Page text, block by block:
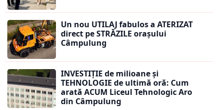
Un nou UTILAJ fabulos a ATERIZAT
direct pe STRĂZILE orașului
Câmpulung
INVESTIȚIE de milioane și
TEHNOLOGIE de ultimă oră: Cum
arată ACUM Liceul Tehnologic Aro
din Câmpulung